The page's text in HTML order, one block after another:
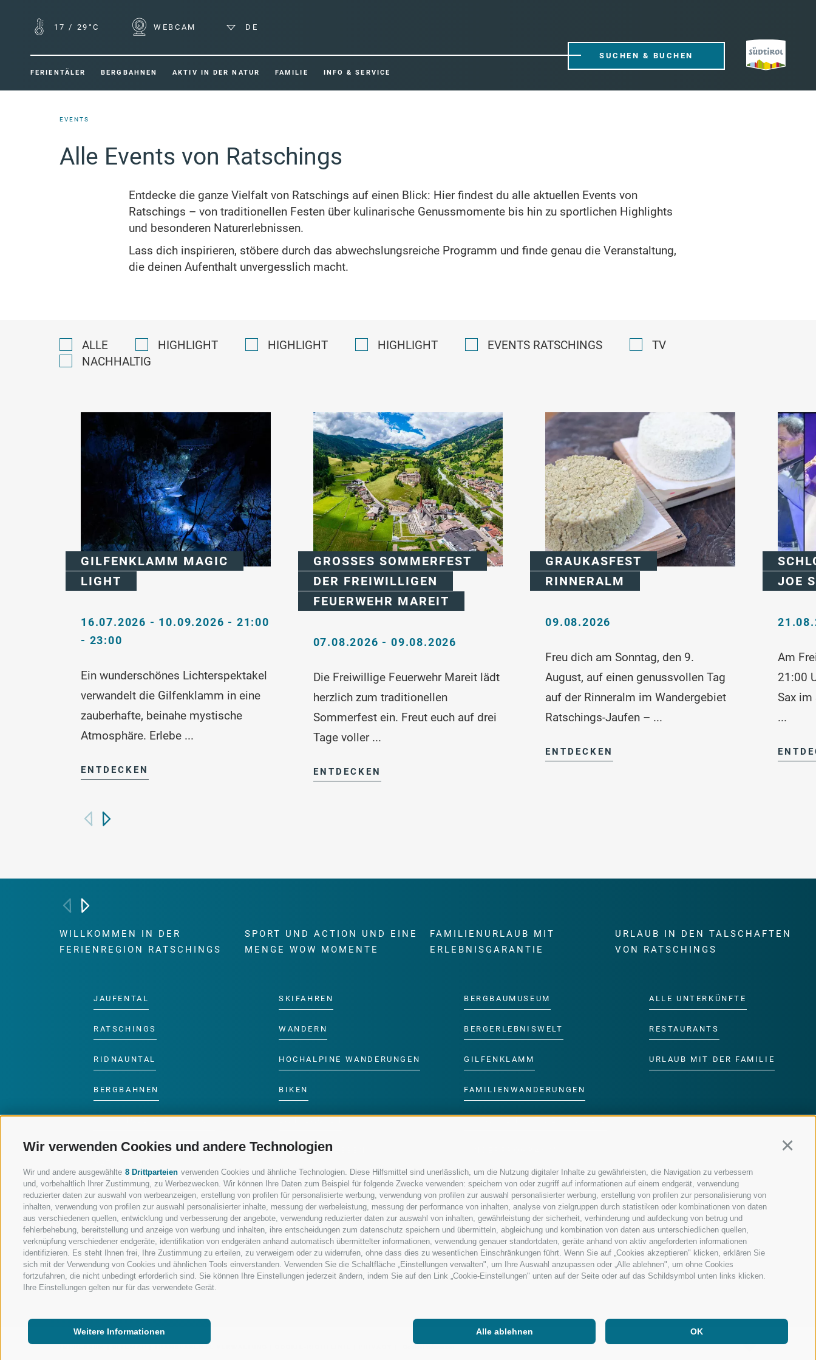
Wir verwenden Cookies und andere Technologien
Wir und andere ausgewählte 8 Drittparteien verwenden Cookies und ähnliche Technologien. Diese Hilfsmittel sind unerlässlich, um die Nutzung digitaler Inhalte zu gewährleisten, die Navigation zu verbessern
und, vorbehaltlich Ihrer Zustimmung, zu Werbezwecken. Wir können Ihre Daten zum Beispiel für folgende Zwecke verwenden: speichern von oder zugriff auf informationen auf einem endgerät, verwendung
reduzierter daten zur auswahl von werbeanzeigen, erstellung von profilen für personalisierte werbung, verwendung von profilen zur auswahl personalisierter werbung, erstellung von profilen zur personalisierung von
inhalten, verwendung von profilen zur auswahl personalisierter inhalte, messung der werbeleistung, messung der performance von inhalten, analyse von zielgruppen durch statistiken oder kombinationen von daten
aus verschiedenen quellen, entwicklung und verbesserung der angebote, verwendung reduzierter daten zur auswahl von inhalten, gewährleistung der sicherheit, verhinderung und aufdeckung von betrug und
fehlerbehebung, bereitstellung und anzeige von werbung und inhalten, ihre entscheidungen zum datenschutz speichern und übermitteln, abgleichung und kombination von daten aus unterschiedlichen quellen,
verknüpfung verschiedener endgeräte, identifikation von endgeräten anhand automatisch übermittelter informationen, verwendung genauer standortdaten, geräte anhand von aktiv angeforderten informationen
identifizieren. Es steht Ihnen frei, Ihre Zustimmung zu erteilen, zu verweigern oder zu widerrufen, ohne dass dies zu wesentlichen Einschränkungen führt. Wenn Sie auf „Cookies akzeptieren" klicken, erklären Sie
sich mit der Verwendung von Cookies und ähnlichen Tools einverstanden. Verwenden Sie die Schaltfläche „Einstellungen verwalten", um Ihre Auswahl anzupassen oder „Alle ablehnen", um ohne Cookies
fortzufahren, die nicht unbedingt erforderlich sind. Sie können Ihre Einstellungen jederzeit ändern, indem Sie auf den Link „Cookie-Einstellungen" unten auf der Seite oder auf das Schildsymbol unten links klicken.
Ihre Einstellungen gelten nur für das verwendete Gerät.
OK
Alle ablehnen
Weitere Informationen
17 / 29°C WEBCAM DE
FERIENTÄLER BERGBAHNEN AKTIV IN DER NATUR FAMILIE INFO & SERVICE
SUCHEN & BUCHEN
EVENTS
Alle Events von Ratschings
Entdecke die ganze Vielfalt von Ratschings auf einen Blick: Hier findest du alle aktuellen Events von
Ratschings – von traditionellen Festen über kulinarische Genussmomente bis hin zu sportlichen Highlights
und besonderen Naturerlebnissen.
Lass dich inspirieren, stöbere durch das abwechslungsreiche Programm und finde genau die Veranstaltung,
die deinen Aufenthalt unvergesslich macht.
ALLE HIGHLIGHT HIGHLIGHT HIGHLIGHT EVENTS RATSCHINGS
TV
NACHHALTIG
GILFENKLAMM MAGIC
LIGHT
16.07.2026 - 10.09.2026 - 21:00
- 23:00
Ein wunderschönes Lichterspektakel
verwandelt die Gilfenklamm in eine
zauberhafte, beinahe mystische
Atmosphäre. Erlebe ...
ENTDECKEN
GROSSES SOMMERFEST D
ER FREIWILLIGEN F
EUERWEHR MAREIT
07.08.2026 - 09.08.2026
Die Freiwillige Feuerwehr Mareit lädt
herzlich zum traditionellen
Sommerfest ein. Freut euch auf drei
Tage voller ...
ENTDECKEN
GRAUKASFEST
RINNERALM
09.08.2026
Freu dich am Sonntag, den 9.
August, auf einen genussvollen Tag
auf der Rinneralm im Wandergebiet
Ratschings-Jaufen – ...
ENTDECKEN
JOE
Am
21:00
Sax im
...
WILLKOMMEN IN DER
FERIENREGION RATSCHINGS
JAUFENTAL
RATSCHINGS
RIDNAUNTAL
BERGBAHNEN
LUISL'S SKISCHULE IN
SPORT UND ACTION UND EINE
MENGE WOW MOMENTE
SKIFAHREN
WANDERN
HOCHALPINE WANDERUNGEN
BIKEN
WASSER ERLEBEN
FAMILIENURLAUB MIT
ERLEBNISGARANTIE
BERGBAUMUSEUM
BERGERLEBNISWELT
GILFENKLAMM
FAMILIENWANDERUNGEN
URLAUB IN DEN TALSCHAFTEN
VON RATSCHINGS
ALLE UNTERKÜNFTE
RESTAURANTS
URLAUB MIT DER FAMILIE
FOLGE UNS AUF SOCIAL MEDIA